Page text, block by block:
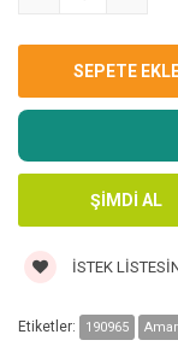
İSTEK
Etiketler: 190965